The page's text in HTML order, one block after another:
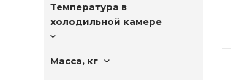
Температура в
холодильной камере
Масса, кг